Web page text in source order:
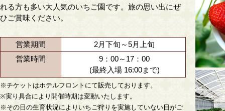
れる方も多い大人気のいちご園です。旅の思い出にぜ
ひご賞味ください。
営業期間
2月下旬～5月上旬
営業時間
9：00～17：00
(最終入場 16:00まで)
※チケットはホテルフロントにて販売しております。
※実り具合により開催時期は変動いたします。
※その日の生育状況によりいちご狩りを実施していない日がご